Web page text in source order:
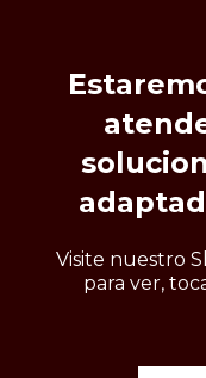
Visite nuestro
para ver,